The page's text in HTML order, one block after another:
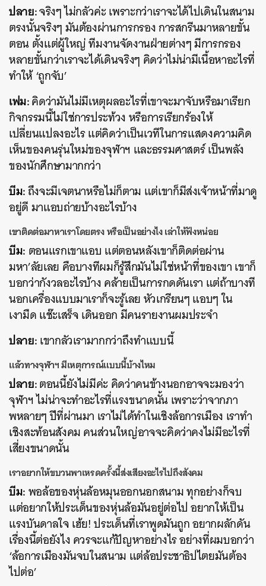
ปลาย:จริงๆ ไม่กลัวค่ะ เพราะกว่าเราจะได้ไปเดินในสนาม
ตรงนั้นจริงๆ มันต้องผ่านการกรอง การสกรีนมาหลายขั้น
ตอน ตั้งแต่ผู้ใหญ่ ทีมงานจัดงานฝ่ายต่างๆ มีการกรอง
หลายขั้นกว่าเราจะได้เดินจริงๆ คิดว่าไม่น่ามีเนื้อหาอะไรที่
ทำให้ ‘ถูกจับ’
เฟม:คิดว่ามันไม่มีเหตุผลอะไรที่เขาจะมาจับหรือมาเรียก
กิจกรรมนี้ไม่ใช่การประท้วง หรือการเรียกร้องให้
เปลี่ยนแปลงอะไร แต่คิดว่าเป็นเวทีในการแสดงความคิด
เห็นของคนรุ่นใหม่ของจุฬาฯ และธรรมศาสตร์ เป็นพลัง
ของนักศึกษามากกว่า
บีม:ถึงจะมีเจตนาหรือไม่ก็ตาม แต่เขาก็มีส่งเจ้าหน้าที่มาดู
อยู่ดี มาแอบถ่ายบ้างอะไรบ้าง
เขาติดต่อมาหาเราโดยตรง หรือเป็นอย่างไง เล่าให้ฟังหน่อย
บีม: ตอนแรกเขาแอบ แต่ตอนหลังเขาก็ติดต่อผ่าน
มหา’ลัยเลย คือบางทีผมก็รู้สึกมันไม่ใช่หน้าที่ของเขา เขาก็
บอกว่ากังวลอะไรบ้าง คล้ายเป็นการกดดันเรา แต่ถ้าบางที
นอกเครื่องแบบมาเราก็จะรู้เลย หัวเกรียนๆ แอบๆ ใน
เงามืด แช๊ะเสร็จ เดินออก มีคนรายงานผมประจำ
ปลาย:เขากลัวเรามากกว่าถึงทำแบบนี้
แล้วทางจุฬาฯ มีเหตุการณ์แบบนี้บ้างไหม
ปลาย:ตอนนี้ยังไม่มีค่ะ คิดว่าคนข้างนอกอาจจะมองว่า
จุฬาฯ ไม่น่าจะทำอะไรที่แรงขนาดนั้น เพราะว่าจากภา
พหลายๆ ปีที่ผ่านมา เราไม่ได้ทำในเชิงล้อการเมือง เราทำ
เชิงสะท้อนสังคม คนส่วนใหญ่อาจจะคิดว่าคงไม่มีอะไรที่
เสี่ยงขนาดนั้น
เราอยากให้ขบวนพาเหรดครั้งนี้ส่งเสียงอะไรไปถึงสังคม
บีม:พอล้อของหุ่นล้อหมุนออกนอกสนาม ทุกอย่างก็จบ
แต่อยากให้ประเด็นของหุ่นล้อมันอยู่ต่อไป อยากให้เป็น
แรงบันดาลใจ เฮ้ย! ประเด็นที่เราพูดมันถูก อยากผลักดัน
เรื่องนี้ต่อยังไง ควรจะแก้ปัญหาอย่างไร อย่างที่ผมบอกว่า
‘ล้อการเมืองมันจบในสนาม แต่ล้อประชาธิปไตยมันต้อง
ไปต่อ’